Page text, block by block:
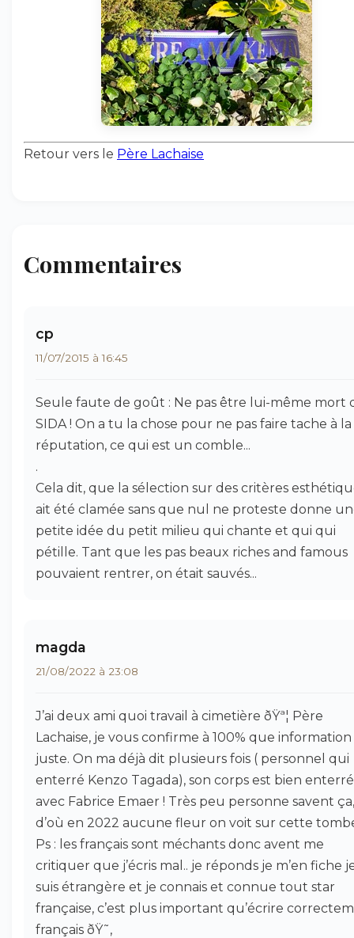
Retour vers le Père Lachaise
Commentaires
cp
11/07/2015 à 16:45
Seule faute de goût : Ne pas être lui-même mort
SIDA ! On a tu la chose pour ne pas faire tache à la
réputation, ce qui est un comble...
.
Cela dit, que la sélection sur des critères
ait été clamée sans que nul ne proteste donne
petite idée du petit milieu qui chante et qui qui
pétille. Tant que les pas beaux riches and famous
pouvaient rentrer, on était sauvés...
magda
21/08/2022 à 23:08
J’ai deux ami quoi travail à cimetière ðŸª¦ Père
Lachaise, je vous confirme à 100% que
juste. On ma déjà dit plusieurs fois ( personnel qui
enterré Kenzo Tagada), son corps est bien enterré
avec Fabrice Emaer ! Très peu personne savent ça,
d’où en 2022 aucune fleur on voit sur cette
Ps : les français sont méchants donc avent me
critiquer que j’écris mal.. je réponds je m’en fiche
suis étrangère et je connais et connue tout star
française, c’est plus important qu’écrire
français ðŸ˜‚